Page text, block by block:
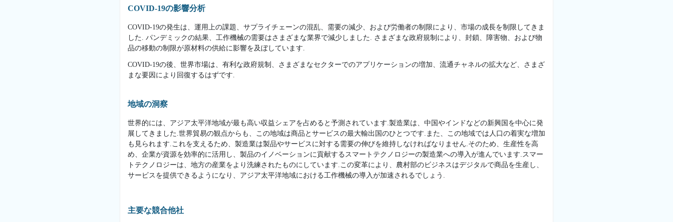
COVID-19の影響分析
COVID-19の発生は、運用上の課題、サプライチェーンの混乱、需要の減少、および労働者の制限により、市場の成長を制限してきま
した. パンデミックの結果、工作機械の需要はさまざまな業界で減少しました. さまざまな政府規制により、封鎖、障害物、および物
品の移動の制限が原材料の供給に影響を及ぼしています.
COVID-19の後、世界市場は、有利な政府規制、さまざまなセクターでのアプリケーションの増加、流通チャネルの拡大など、さまざ
まな要因により回復するはずです.
地域の洞察
世界的には、アジア太平洋地域が最も高い収益シェアを占めると予測されています.製造業は、中国やインドなどの新興国を中心に発
展してきました.世界貿易の観点からも、この地域は商品とサービスの最大輸出国のひとつです.また、この地域では人口の着実な増加
も見られます.これを支えるため、製造業は製品やサービスに対する需要の伸びを維持しなければなりません.そのため、生産性を高
め、企業が資源を効率的に活用し、製品のイノベーションに貢献するスマートテクノロジーの製造業への導入が進んでいます.スマー
トテクノロジーは、地方の産業をより洗練されたものにしています.この変革により、農村部のビジネスはデジタルで商品を生産し、
サービスを提供できるようになり、アジア太平洋地域における工作機械の導入が加速されるでしょう.
主要な競合他社